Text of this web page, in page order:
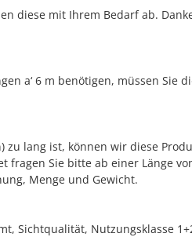
diese mit Ihrem Bedarf ab.
a‘ 6 m benötigen, müssen
lang ist, können wir diese
Sie bitte ab einer Länge
Menge und Gewicht.
Sichtqualität, Nutzungsklasse